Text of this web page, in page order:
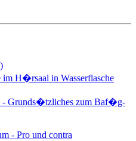
im H�rsaal in Wasserflasche
- Grunds�tzliches zum Baf�g-
- Pro und contra